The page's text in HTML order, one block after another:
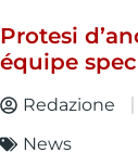
Protesi
équipe
Redazione
News